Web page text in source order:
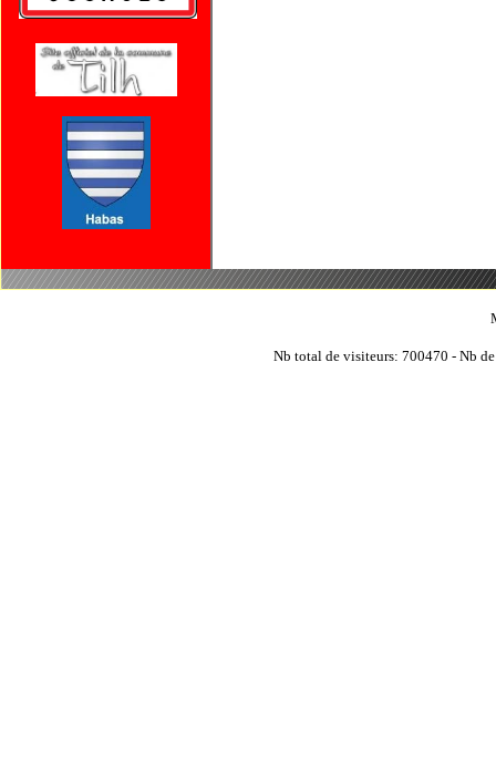
Nb total de visiteurs: 700470 - Nb